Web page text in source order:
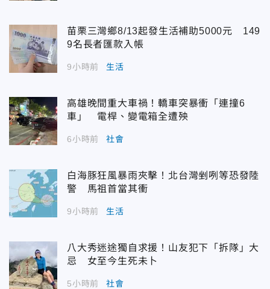
苗栗三灣鄉8/13起發生活補助5000元 149
9名長者匯款入帳
9小時前 生活
高雄晚間重大車禍！轎車突暴衝「連撞6
車」 電桿、變電箱全遭殃
6小時前 社會
白海豚狂風暴雨夾擊！北台灣剉咧等恐發陸
警 馬祖首當其衝
9小時前 生活
八大秀迷途獨自求援！山友犯下「拆隊」大
忌 女至今生死未卜
5小時前 社會